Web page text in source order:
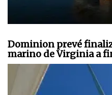
Dominion prevé
marino de Virginia a